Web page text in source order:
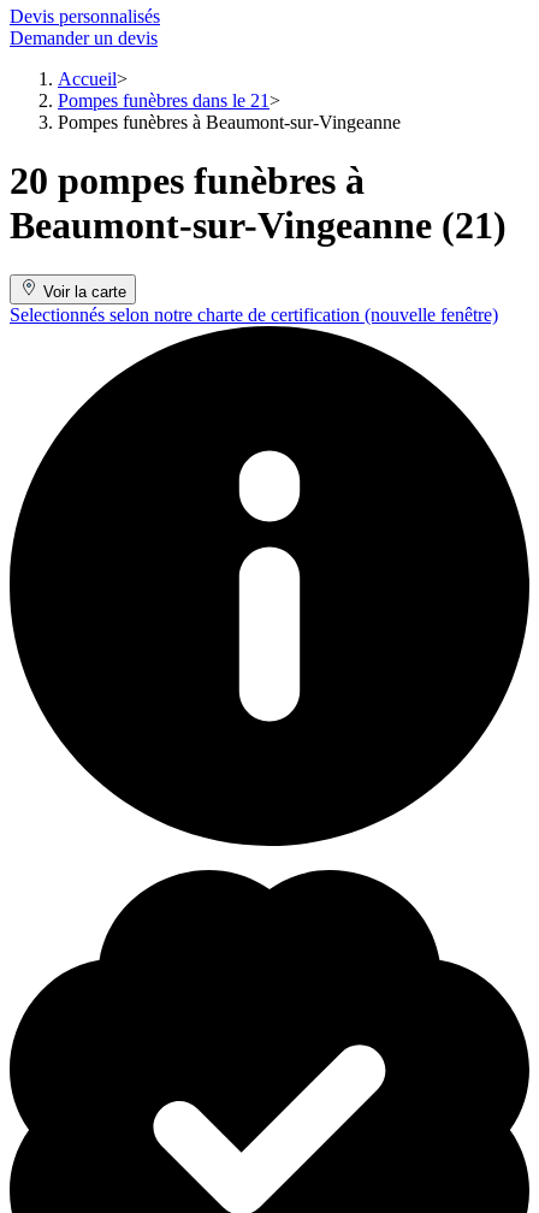
Devis personnalisés
Demander un devis
Accueil
Pompes funèbres dans le 21
Pompes funèbres à Beaumont-sur-Vingeanne
20 pompes funèbres à
Beaumont-sur-Vingeanne (21)
Voir la carte
Selectionnés selon notre charte de certification (nouvelle fenêtre)